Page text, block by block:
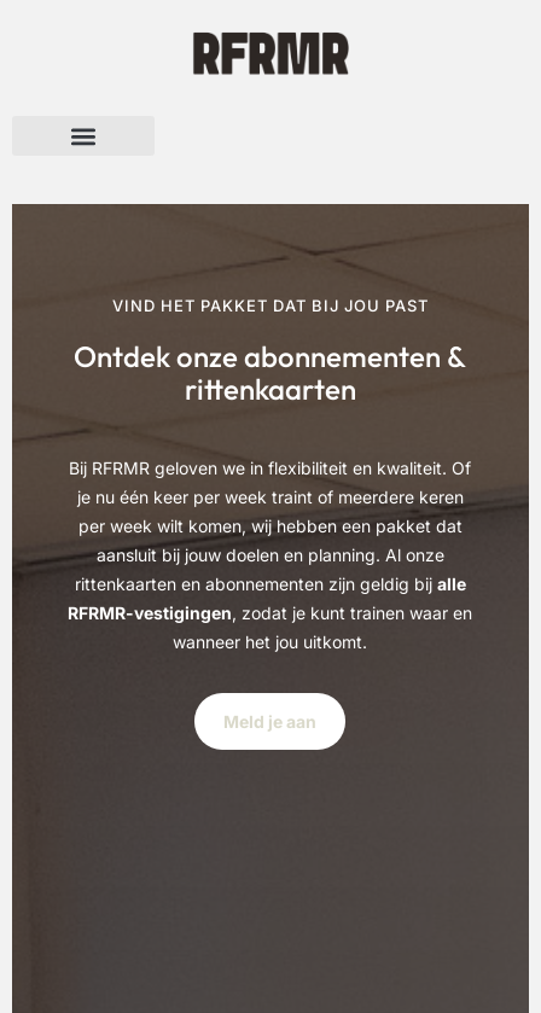
VIND HET PAKKET DAT BIJ JOU PAST
Ontdek onze abonnementen &
rittenkaarten
Bij RFRMR geloven we in flexibiliteit en kwaliteit. Of
je nu één keer per week traint of meerdere keren
per week wilt komen, wij hebben een pakket dat
aansluit bij jouw doelen en planning. Al onze
rittenkaarten en abonnementen zijn geldig bij alle
RFRMR-vestigingen, zodat je kunt trainen waar en
wanneer het jou uitkomt.
Meld je aan